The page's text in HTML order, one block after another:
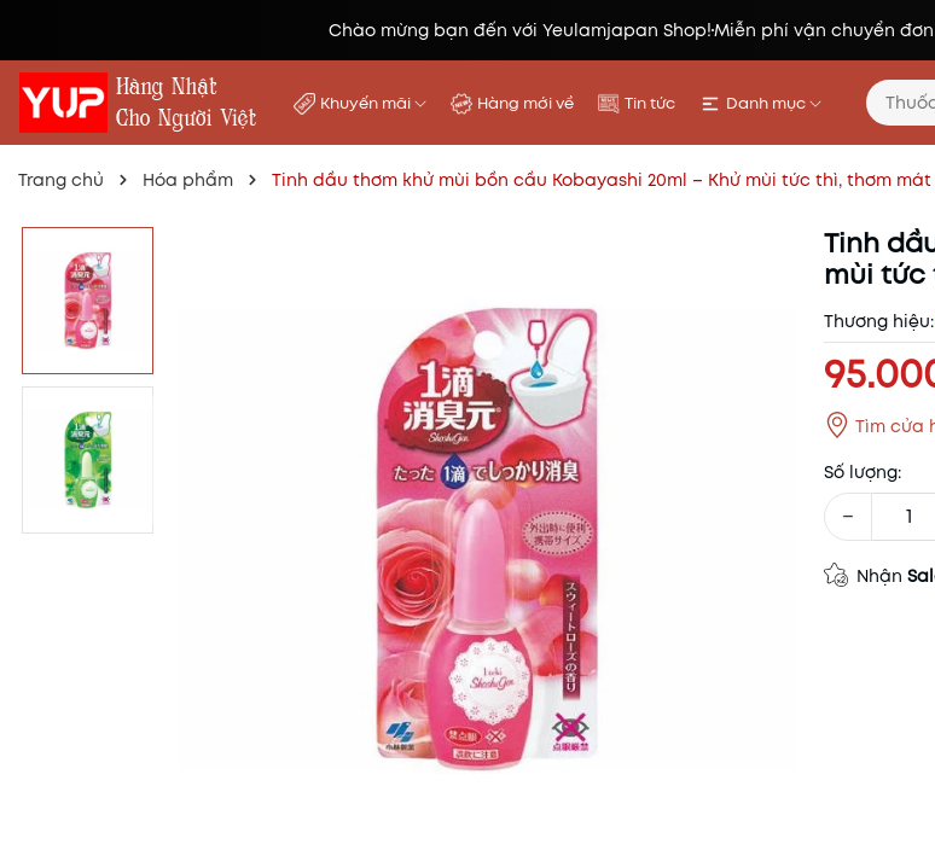
Chào mừng bạn đến với Yeulamjapan Shop!Miễn phí vận chuyển
Khuyến mãi Hàng mới về Tin tức Danh mục
Trang chủ Hóa phẩm Tinh dầu thơm khử mùi bồn cầu Kobayashi 20ml – Khử mùi tức thì, thơm
Tinh
mùi tức
Thương hiệu:
Tìm cửa
Số lượng:
−
Nhận